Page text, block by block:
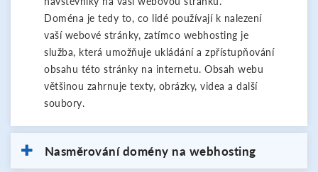
Doména je tedy to, co lidé používají k nalezení
vaší webové stránky, zatímco webhosting je
služba, která umožňuje ukládání a zpřístupňování
obsahu této stránky na internetu. Obsah webu
většinou zahrnuje texty, obrázky, videa a další
soubory.
Nasměrování domény na webhosting